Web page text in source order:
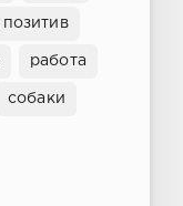
позитив
работа
собаки